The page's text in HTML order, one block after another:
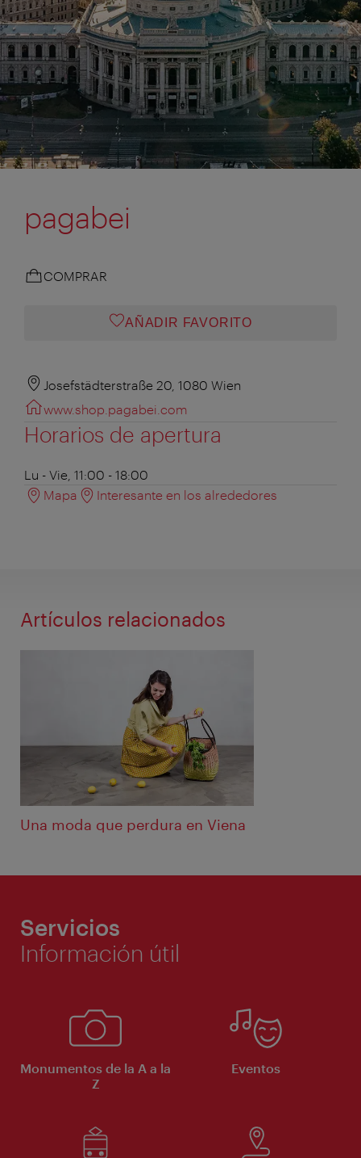
pagabei
COMPRAR
AÑADIR FAVORITO
Josefstädterstraße 20, 1080 Wien
www.shop.pagabei.com
Horarios de apertura
Lu - Vie, 11:00 - 18:00
Mapa
Interesante en los alrededores
Artículos relacionados
Una moda que perdura en Viena
Servicios
Información útil
Monumentos de la A a la
Z
Eventos